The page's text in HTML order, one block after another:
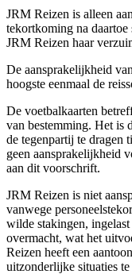
JRM Reizen is alleen
tekortkoming na
JRM Reizen haar
De aansprakelijkheid
hoogste eenmaal de
De voetbalkaarten
van bestemming. Het is
de tegenpartij te dragen
geen aansprakelijkheid
aan dit voorschrift.
JRM Reizen is niet
vanwege
wilde stakingen,
overmacht, wat het
Reizen heeft een
uitzonderlijke situaties te